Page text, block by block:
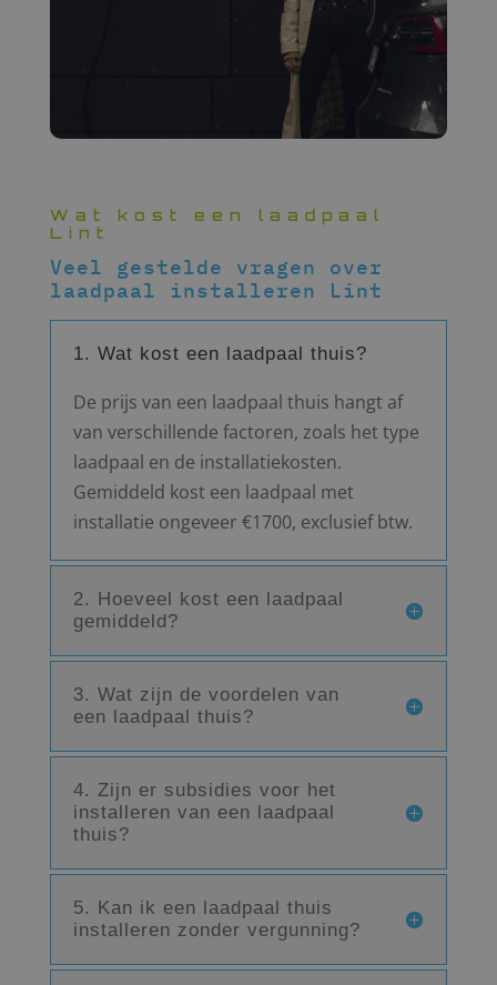
Wat kost een laadpaal
Lint
Veel gestelde vragen over
laadpaal installeren Lint
1. Wat kost een laadpaal thuis?
De prijs van een laadpaal thuis hangt af
van verschillende factoren, zoals het type
laadpaal en de installatiekosten.
Gemiddeld kost een laadpaal met
installatie ongeveer €1700, exclusief btw.
2. Hoeveel kost een laadpaal
gemiddeld?
3. Wat zijn de voordelen van
een laadpaal thuis?
4. Zijn er subsidies voor het
installeren van een laadpaal
thuis?
5. Kan ik een laadpaal thuis
installeren zonder vergunning?